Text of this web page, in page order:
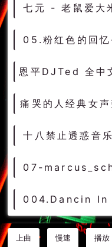
05.粉红色的回
痛哭的人经典女声
十八禁止透惑音乐
说明介绍
上曲 慢速 播放